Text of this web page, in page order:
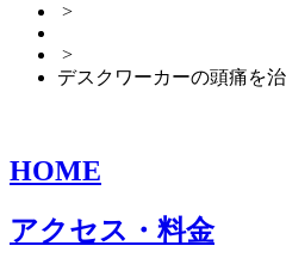
>
>
デスクワーカーの頭痛を
HOME
アクセス・料金